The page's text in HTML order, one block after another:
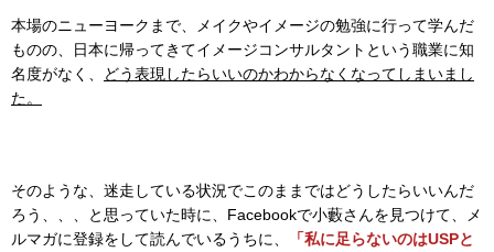
本場のニューヨークまで、メイクやイメージの勉強に行って学んだ
ものの、日本に帰ってきてイメージコンサルタントという職業に知
名度がなく、
どう表現したらいいのかわからなくなってしまいまし
た。
そのような、迷走している状況でこのままではどうしたらいいんだ
ろう、、、と思っていた時に、Facebookで小藪さんを見つけて、メ
ルマガに登録をして読んでいるうちに、
「私に足らないのはUSPと